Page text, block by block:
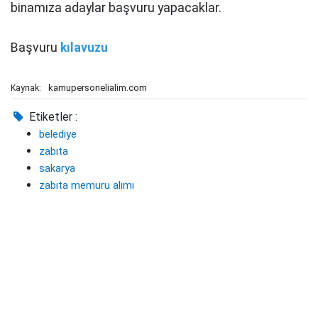
binamıza adaylar başvuru yapacaklar.
Başvuru kılavuzu
Kaynak: kamupersonelialim.com
Etiketler :
belediye
zabıta
sakarya
zabıta memuru alımı